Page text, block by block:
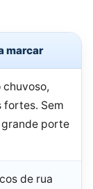
marcar
fortes. Sem
porte
de rua